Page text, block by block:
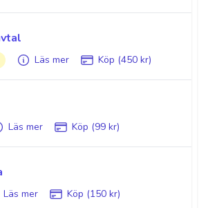
Läs mer Köp (450 kr)
Läs mer Köp (99 kr)
Läs mer Köp (150 kr)